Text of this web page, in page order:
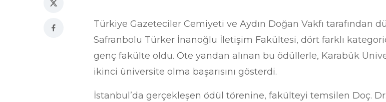
Türkiye Gazeteciler Cemiyeti ve Aydın Doğan Vakfı tarafından
Safranbolu Türker İnanoğlu İletişim Fakültesi, dört farklı
genç fakülte oldu. Öte yandan alınan bu ödüllerle, Karabük
ikinci üniversite olma başarısını gösterdi.
İstanbul’da gerçekleşen ödül törenine, fakülteyi temsilen Doç.